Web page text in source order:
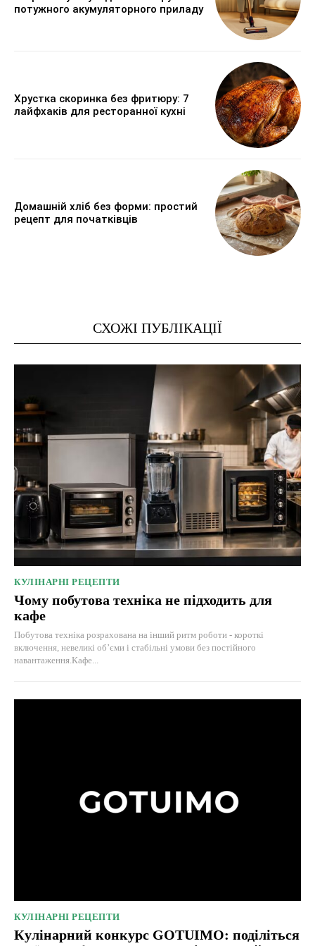
потужного акумуляторного приладу
Хрустка скоринка без фритюру: 7
лайфхаків для ресторанної кухні
Домашній хліб без форми: простий
рецепт для початківців
СХОЖІ ПУБЛІКАЦІЇ
КУЛІНАРНІ РЕЦЕПТИ
Чому побутова техніка не підходить для
кафе
Побутова техніка розрахована на інший ритм роботи - короткі
включення, невеликі об’єми і стабільні умови без постійного
навантаження.Кафе...
КУЛІНАРНІ РЕЦЕПТИ
Кулінарний конкурс GOTUIMO: поділіться